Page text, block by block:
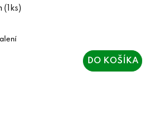
(1ks)
DO KOŠÍKA